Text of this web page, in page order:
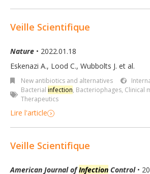
Veille Scientifique
Nature • 2022.01.18
Eskenazi A., Lood C., Wubbolts J. et al.
New antibiotics and alternatives
Bacterial infection, Bacteriophages, Clinical
Therapeutics
Lire l'article
Veille Scientifique
American Journal ofInfection Control•